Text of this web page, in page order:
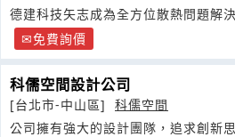
德建科技矢志成為全方位散熱問題解
承技術與全自動化的制程
免費詢價
科儒空間設計公司
[台北市-中山區]
科儒空間
公司擁有強大的設計團隊，追求創新